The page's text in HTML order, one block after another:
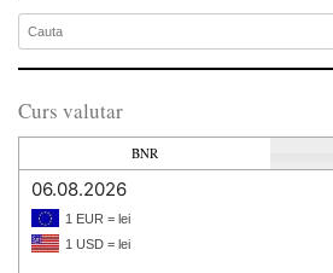
Curs valutar
BNR
06.08.2026
1 EUR = lei
1 USD = lei